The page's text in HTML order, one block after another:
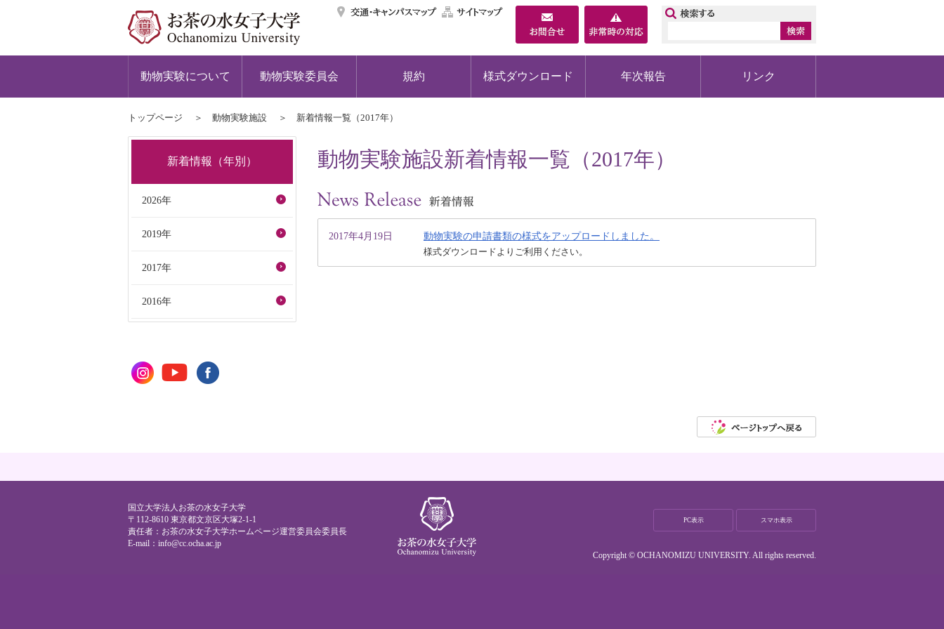
交通・キャンパスマップ
サイトマップ
動物実験について 動物実験委員会 規約 様式ダウンロード 年次報告 リンク
トップページ 動物実験施設 新着情報一覧（2017年）
動物実験施設新着情報一覧（2017年）
2017年4月19日 動物実験の申請書類の様式をアップロードしました。
様式ダウンロードよりご利用ください。
新着情報（年別）
2026年
2019年
2017年
2016年
国立大学法人お茶の水女子大学
〒112-8610 東京都文京区大塚2-1-1
責任者：お茶の水女子大学ホームページ運営委員会委員長
E-mail： info@cc.ocha.ac.jp
PC表示 スマホ表示
Copyright © OCHANOMIZU UNIVERSITY. All rights reserved.